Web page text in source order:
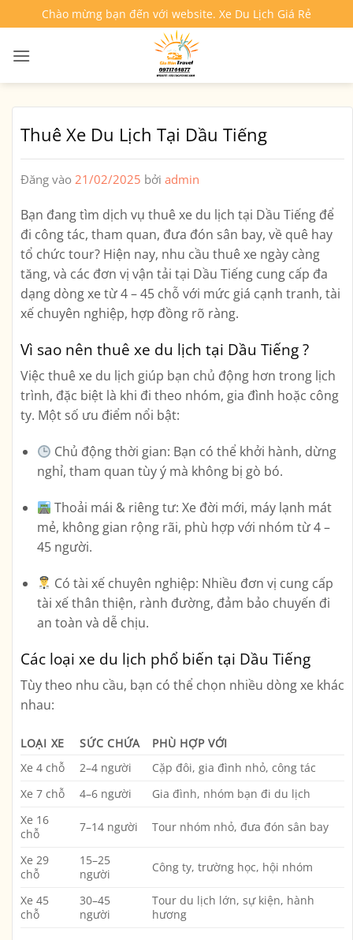
qua
nội
Chào mừng bạn đến với website. Xe Du Lịch Giá Rẻ
Thuê Xe Du Lịch Tại Dầu Tiếng
Đăng vào 21/02/2025 bởi admin
Bạn đang tìm dịch vụ thuê xe du lịch tại Dầu Tiếng để
đi công tác, tham quan, đưa đón sân bay, về quê hay
tổ chức tour? Hiện nay, nhu cầu thuê xe ngày càng
tăng, và các đơn vị vận tải tại Dầu Tiếng cung cấp đa
dạng dòng xe từ 4 – 45 chỗ với mức giá cạnh tranh, tài
xế chuyên nghiệp, hợp đồng rõ ràng.
Vì sao nên thuê xe du lịch tại Dầu Tiếng ?
Việc thuê xe du lịch giúp bạn chủ động hơn trong lịch
trình, đặc biệt là khi đi theo nhóm, gia đình hoặc công
ty. Một số ưu điểm nổi bật:
Chủ động thời gian: Bạn có thể khởi hành, dừng
nghỉ, tham quan tùy ý mà không bị gò bó.
Thoải mái & riêng tư: Xe đời mới, máy lạnh mát
mẻ, không gian rộng rãi, phù hợp với nhóm từ 4 –
45 người.
Có tài xế chuyên nghiệp: Nhiều đơn vị cung cấp
tài xế thân thiện, rành đường, đảm bảo chuyến đi
an toàn và dễ chịu.
Các loại xe du lịch phổ biến tại Dầu Tiếng
Tùy theo nhu cầu, bạn có thể chọn nhiều dòng xe khác
nhau:
LOẠI XE SỨC CHỨA
PHÙ HỢP VỚI
Xe 4 chỗ
2–4 người
Cặp đôi, gia đình nhỏ, công tác
Xe 7 chỗ
4–6 người
Gia đình, nhóm bạn đi du lịch
Xe 16
chỗ
7–14 người Tour nhóm nhỏ, đưa đón sân bay
Xe 29
chỗ
15–25
người
Công ty, trường học, hội nhóm
Xe 45
chỗ
30–45
người
Tour du lịch lớn, sự kiện, hành
hương